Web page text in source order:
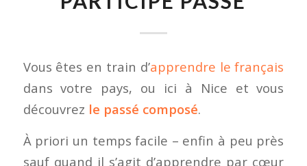
Vous êtes en train d’apprendre le français
dans votre pays, ou ici à Nice et vous
découvrez le passé composé.
À priori un temps facile – enfin à peu près
sauf quand il s’agit d’apprendre par cœur